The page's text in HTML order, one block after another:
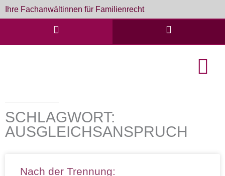
Zum
Inhalt
Ihre Fachanwältinnen für Familienrecht
SCHLAGWORT:
AUSGLEICHSANSPRUCH
Nach der Trennung: